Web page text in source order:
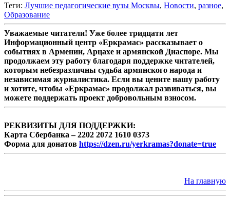
Теги: ​Лучшие педагогические вузы Москвы, Новости, разное,
Образование
Уважаемые читатели! Уже более тридцати лет
Информационный центр «Еркрамас» рассказывает о
событиях в Армении, Арцахе и армянской Диаспоре. Мы
продолжаем эту работу благодаря поддержке читателей,
которым небезразличны судьба армянского народа и
независимая журналистика. Если вы цените нашу работу
и хотите, чтобы «Еркрамас» продолжал развиваться, вы
можете поддержать проект добровольным взносом.
РЕКВИЗИТЫ ДЛЯ ПОДДЕРЖКИ:
Карта Сбербанка – 2202 2072 1610 0373
Форма для донатов https://dzen.ru/yerkramas?donate=true
На главную